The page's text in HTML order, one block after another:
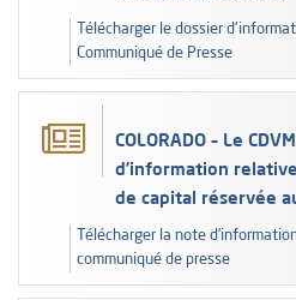
Télécharger le dossier
Communiqué de Presse
COLORADO – Le
d’information
de capital réservée
Télécharger la note
communiqué de presse